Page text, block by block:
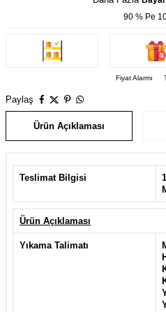
90 % Pe
Fiyat Alarmı
Paylaş
Ürün Açıklaması
Teslimat Bilgisi
Ürün Açıklaması
Yıkama Talimatı